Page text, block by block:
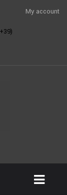
My account